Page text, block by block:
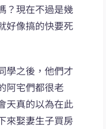
？現在不過是幾
好像搞的快要死
學之後，他們才
阿宅們都很老
天真的以為在此
來娶妻生子買房